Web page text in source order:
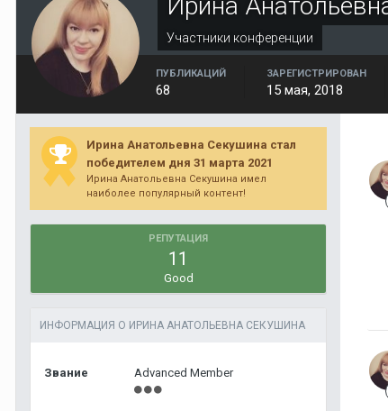
Участники конференции
ПУБЛИКАЦИЙ
68
ЗАРЕГИСТРИРОВАН
15 мая, 2018
Ирина Анатольевна Секушина стал
победителем дня 31 марта 2021
Ирина Анатольевна Секушина имел
наиболее популярный контент!
РЕПУТАЦИЯ
11
Good
ИНФОРМАЦИЯ О ИРИНА АНАТОЛЬЕВНА СЕКУШИНА
Звание Advanced Member